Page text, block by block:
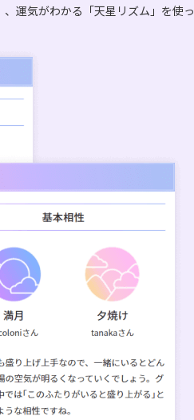
運気がわかる「天星リズム」を使っ